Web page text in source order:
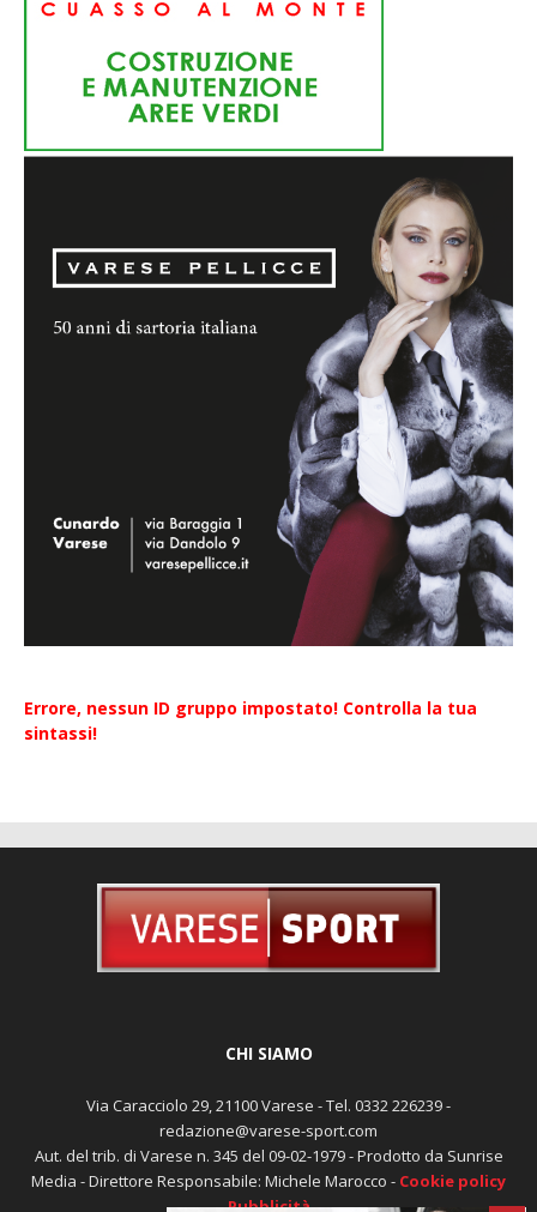
Errore, nessun ID gruppo impostato! Controlla la tua
sintassi!
CHI SIAMO
Via Caracciolo 29, 21100 Varese - Tel. 0332 226239 -
redazione@varese-sport.com
Aut. del trib. di Varese n. 345 del 09-02-1979 - Prodotto da Sunrise
Media - Direttore Responsabile: Michele Marocco - Cookie policy
Pubblicità